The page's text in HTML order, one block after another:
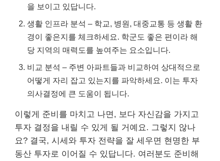
을 보이고 있답니다.
생활 인프라 분석 – 학교, 병원, 대중교통 등 생활 환
경이 좋은지를 체크하세요. 학군도 좋은 편이라 해
당 지역의 매력도를 높여주는 요소입니다.
비교 분석 – 주변 아파트들과 비교하여 상대적으로
어떻게 자리 잡고 있는지를 파악하세요. 이는 투자
의사결정에 큰 도움이 됩니다.
이렇게 준비를 마치고 나면, 보다 자신감을 가지고
투자 결정을 내릴 수 있게 될 거예요. 그렇지 않나
요? 결국, 시세와 투자 전략을 잘 세우면 현명한 부
동산 투자로 이어질 수 있답니다. 여러분도 준비해